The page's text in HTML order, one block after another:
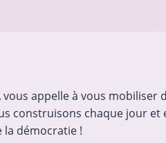
vous appelle à vous
construisons chaque jour
la démocratie !
du 16 juin à
l’emploi non marchand